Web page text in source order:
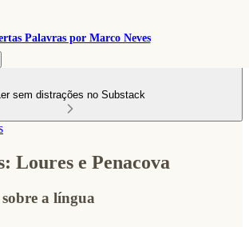
Palavras por Marco Neves
sem distrações no Substack
Loures e Penacova
a língua